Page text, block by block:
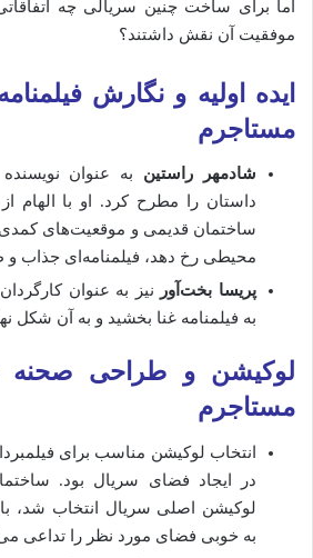
اما برای ساخت چنین سریالی چه
موفقیت آن نقش داشتند؟
ایده اولیه و نگارش
مستاجرم
شادمهر راستین به عنوان نویسنده
داستان را مطرح کرد. او با الهام
ساختمان قدیمی و موقعیت‌های
محیطی رخ دهد، فیلمنامه‌ای جذاب و
پریسا بخت‌آور
نیز به عنوان
به فیلمنامه غنا بخشید و به آن شکل
لوکیشن و طراحی
مستاجرم
انتخاب لوکیشن مناسب برای
در ایجاد فضای سریال بود.
لوکیشن اصلی سریال انتخاب شد،
به خوبی فضای مورد نظر را تداعی